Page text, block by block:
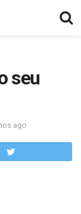
seu
ago